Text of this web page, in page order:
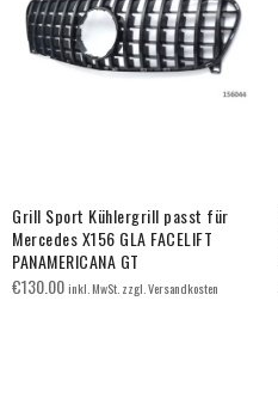
Grill Sport Kühlergrill passt für
Mercedes X156 GLA FACELIFT
PANAMERICANA GT
€130.00inkl. MwSt. zzgl. Versandkosten